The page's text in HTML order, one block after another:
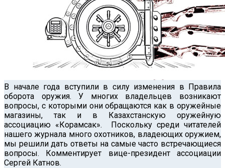
В начале года вступили в силу изменения в Правила
оборота оружия. У многих владельцев возникают
вопросы, с которыми они обращаются как в оружейные
магазины, так и в Казахстанскую оружейную
ассоциацию «Корамсак».
Поскольку среди читателей
нашего журнала много охотников, владеющих оружием,
мы решили дать ответы на самые часто встречающиеся
вопросы. Комментирует вице-президент ассоциации
Сергей Катнов.